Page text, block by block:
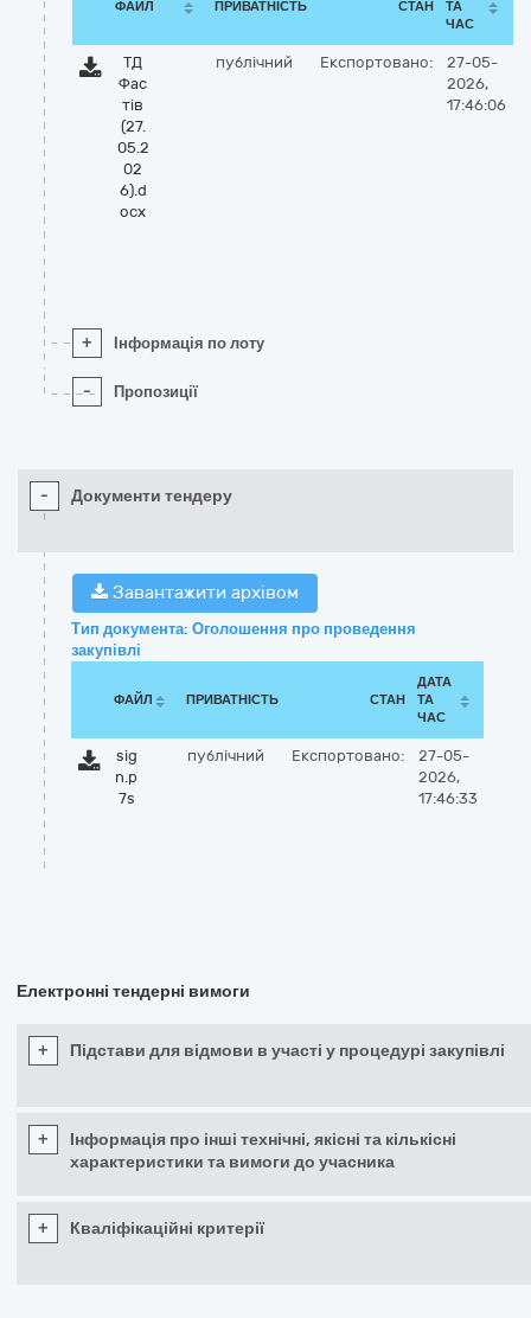
ФАЙЛ ПРИВАТНІСТЬ СТАН
ТА
ЧАС
ТД
Фас
тів
(27.
05.2
02
6).d
ocx
публічний Експортовано:
27-05-
2026,
17:46:06
+ Інформація по лоту
- Пропозиції
- Документи тендеру
Завантажити архівом
Тип документа: Оголошення про проведення
закупівлі
ФАЙЛ ПРИВАТНІСТЬ СТАН
ДАТА
ТА
ЧАС
sig
n.p
7s
публічний Експортовано:
27-05-
2026,
17:46:33
Електронні тендерні вимоги
+ Підстави для відмови в участі у процедурі закупівлі
+
Інформація про інші технічні, якісні та кількісні
характеристики та вимоги до учасника
+ Кваліфікаційні критерії